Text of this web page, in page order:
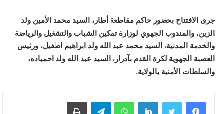
جرى الافتتاح بحضور حاكم مقاطعة أطار، السيد محمد الأمين ولد
الزين، والمندوب الجهوي لوزارة تمكين الشباب والتشغيل والرياضة
والخدمة المدنية، السيد محمد عبد الله ولد ابراهيم اطفيل، ورئيس
العصبة الجهوية لكرة القدم بآدرار، السيد عبد الله ولد احمياده،
والسلطات الأمنية بالولاية.
لينكدإن واتساب